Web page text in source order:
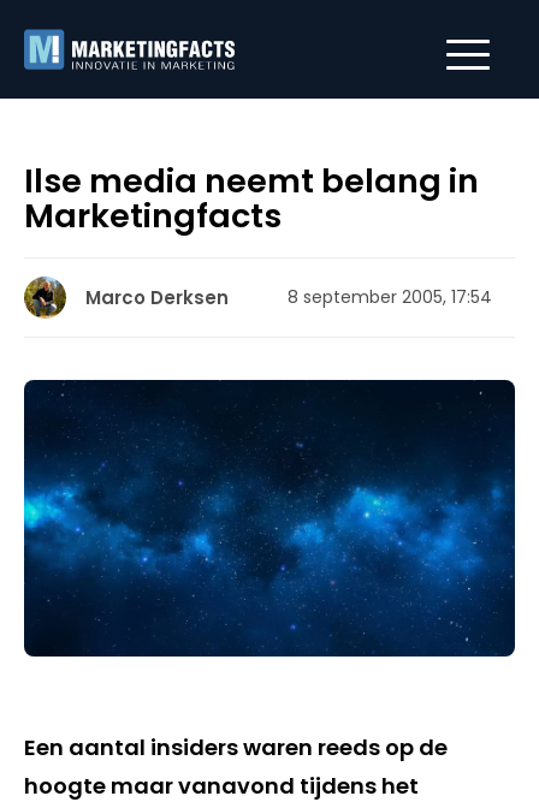
Ilse media neemt belang in
Marketingfacts
Marco Derksen 8 september 2005, 17:54
Een aantal insiders waren reeds op de
hoogte maar vanavond tijdens het